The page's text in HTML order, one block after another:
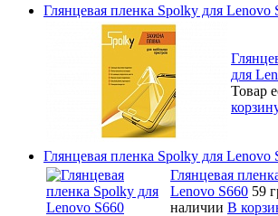
Глянцевая пленка Spolky для Lenovo
для
Товар
Глянцевая пленка Spolky для Lenovo
Глянцевая
Lenovo S660 59
наличии В